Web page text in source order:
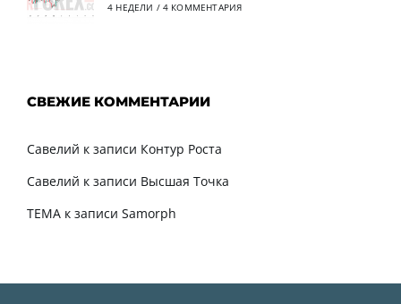
4 НЕДЕЛИ / 4 КОММЕНТАРИЯ
СВЕЖИЕ КОММЕНТАРИИ
Савелий к записи Контур Роста
Савелий к записи Высшая Точка
TEMA к записи Samorph